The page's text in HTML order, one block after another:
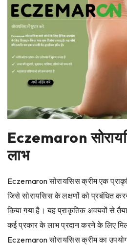
Eczemaron
लाभ
Eczemaron सोरायसिस क्रीम एक
जिसे सोरायसिस के लक्षणों को प्रबंधित
किया गया है। यह प्राकृतिक अवयवों से
कई प्रकार के लाभ प्रदान करने के लिए
Eczemaron सोरायसिस क्रीम का